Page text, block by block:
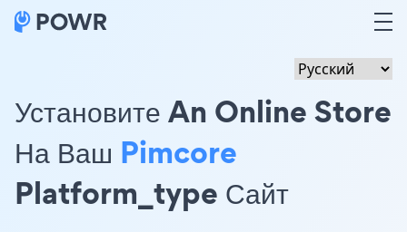
Установите An Online Store
На Ваш Pimcore
Platform_type Сайт